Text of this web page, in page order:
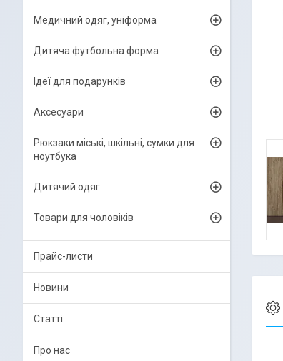
Медичний одяг, уніформа
Дитяча футбольна форма
Ідеї для подарунків
Аксесуари
Рюкзаки міські, шкільні, сумки для
ноутбука
Дитячий одяг
Товари для чоловіків
Прайс-листи
Новини
Статті
Про нас